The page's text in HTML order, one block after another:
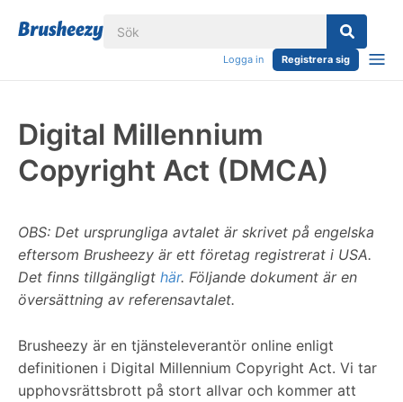
Logga in Registrera sig
Digital Millennium
Copyright Act (DMCA)
OBS: Det ursprungliga avtalet är skrivet på engelska
eftersom Brusheezy är ett företag registrerat i USA.
Det finns tillgängligt här. Följande dokument är en
översättning av referensavtalet.
Brusheezy är en tjänsteleverantör online enligt
definitionen i Digital Millennium Copyright Act. Vi tar
upphovsrättsbrott på stort allvar och kommer att